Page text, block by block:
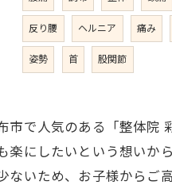
反り腰 ヘルニア 痛み
姿勢 首 股関節
市で人気のある「整体院
楽にしたいという想いか
ないため、お子様からご